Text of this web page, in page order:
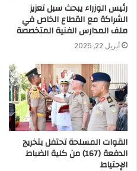
رئيس الوزراء يبحث سبل تعزيز
الشراكة مع القطاع الخاص في
ملف المدارس الفنية المتخصصة
أبريل 22, 2025
القوات المسلحة تحتفل بتخريج
الدفعة (167) من كلية الضباط
الإحتياط